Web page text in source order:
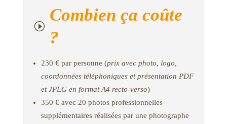
I
Combien ça coûte
?
230 € par personne (prix avec photo, logo,
coordonnées téléphoniques et présentation PDF
et JPEG en format A4 recto-verso)
350 € avec 20 photos professionnelles
supplémentaires réalisées par une photographe